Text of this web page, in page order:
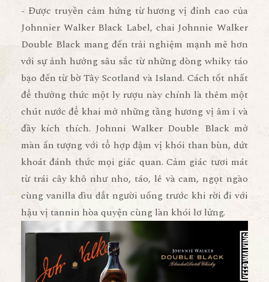
- Được truyền cảm hứng từ hương vị đỉnh cao của
Johnnier Walker Black Label, chai Johnnie Walker
Double Black mang đến trải nghiệm mạnh mẽ hơn
với sự ảnh hưởng sâu sắc từ những dòng whiky táo
bạo đến từ bờ Tây Scotland và Island. Cách tốt nhất
để thưởng thức một ly rượu này chính là thêm một
chút nước để khai mở những tầng hương vị âm ỉ và
đầy kích thích. Johnni Walker Double Black mở
màn ấn tượng với tổ hợp đậm vị khói than bùn, dứt
khoát đánh thức mọi giác quan. Cảm giác tươi mát
từ trái cây khô như nho, táo, lê và cam, ngọt ngào
cùng vanilla dìu dắt người uống trước khi rời đi với
hậu vị tannin hòa quyện cùng làn khói lơ lửng.